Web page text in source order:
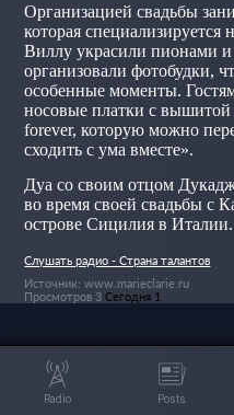
Организацией свадьбы
которая специализируется
Виллу украсили пионами
организовали фотобудки,
особенные моменты.
носовые платки с вышитой
forever, которую можно
сходить с ума вместе».
Дуа со своим отцом
во время своей свадьбы с
острове Сицилия в Италии.
Слушать радио - Страна талантов
Источник: www.marieclarie.ru
Просмотров 3 Сегодня 1
Radio Posts